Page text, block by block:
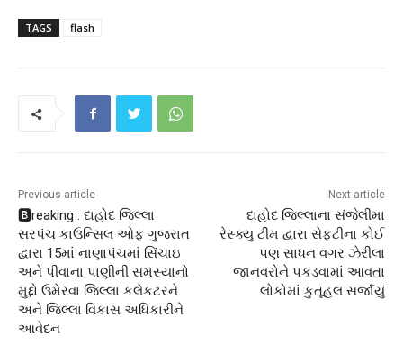
TAGS flash
Previous article
🅱️reaking : દાહોદ જિલ્લા
સરપંચ કાઉન્સિલ ઓફ ગુજરાત
દ્વારા 15માં નાણાપંચમાં સિંચાઇ
અને પીવાના પાણીની સમસ્યાનો
મુદ્દો ઉમેરવા જિલ્લા કલેકટરને
અને જિલ્લા વિકાસ અધિકારીને
આવેદન
Next article
દાહોદ જિલ્લાના સંજેલીમા
રેસ્ક્યુ ટીમ દ્વારા સેફ્ટીના કોઈ
પણ સાધન વગર ઝેરીલા
જાનવરોને પકડવામાં આવતા
લોકોમાં કુતૂહલ સર્જાયું